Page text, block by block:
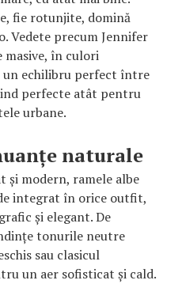
fie rotunjite, domină
Vedete precum Jennifer
masive, în culori
un echilibru perfect între
perfecte atât pentru
urbane.
naturale
modern, ramele albe
integrat în orice outfit,
și elegant. De
tonurile neutre
sau clasicul
un aer sofisticat și cald.